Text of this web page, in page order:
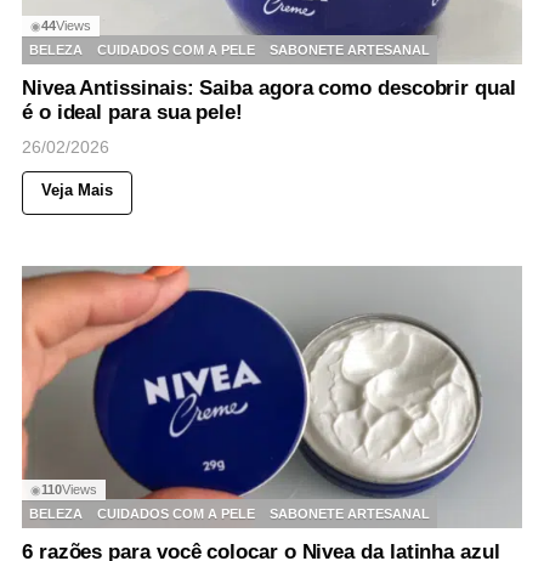
◉44Views
BELEZA
CUIDADOS COM A PELE SABONETE ARTESANAL
Nivea Antissinais: Saiba agora como descobrir qual
é o ideal para sua pele!
26/02/2026
Veja Mais
◉110Views
BELEZA
CUIDADOS COM A PELE SABONETE ARTESANAL
6 razões para você colocar o Nivea da latinha azul